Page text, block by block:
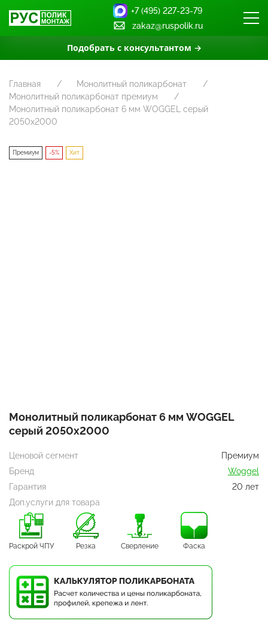
Подобрать с консультантом →
+7 (495) 227-23-79
zakaz@ruspolik.ru
Главная
Монолитный поликарбонат
Монолитный поликарбонат премиум
Монолитный поликарбонат 6 мм WOGGEL серый
2050х2000
Премиум -5% Хит
Монолитный поликарбонат 6 мм WOGGEL
серый 2050х2000
Ценовой сегмент
Премиум
Бренд
Woggel
Гарантия
20 лет
Доп.услуги для товара
Раскрой ЧПУ Резка Сверление Фаска